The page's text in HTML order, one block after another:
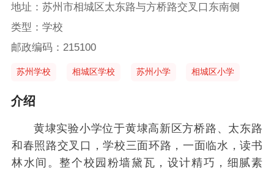
地址：苏州市相城区太东路与方桥路交叉口东南侧
类型：学校
邮政编码：215100
苏州学校 相城区学校 苏州小学 相城区小学
介绍
黄埭实验小学位于黄埭高新区方桥路、太东路
和春照路交叉口，学校三面环路，一面临水，读书
林水间。整个校园粉墙黛瓦，设计精巧，细腻素